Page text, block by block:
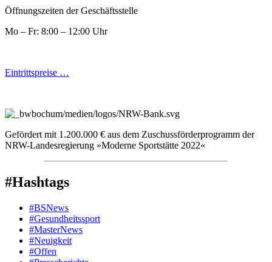
Öffnungszeiten der Geschäftsstelle
Mo – Fr: 8:00 – 12:00 Uhr
Eintrittspreise …
Gefördert mit 1.200.000 € aus dem Zuschussförderprogramm der
NRW-Landesregierung »Moderne Sportstätte 2022«
#Hashtags
#BSNews
#Gesundheitssport
#MasterNews
#Neuigkeit
#Offen